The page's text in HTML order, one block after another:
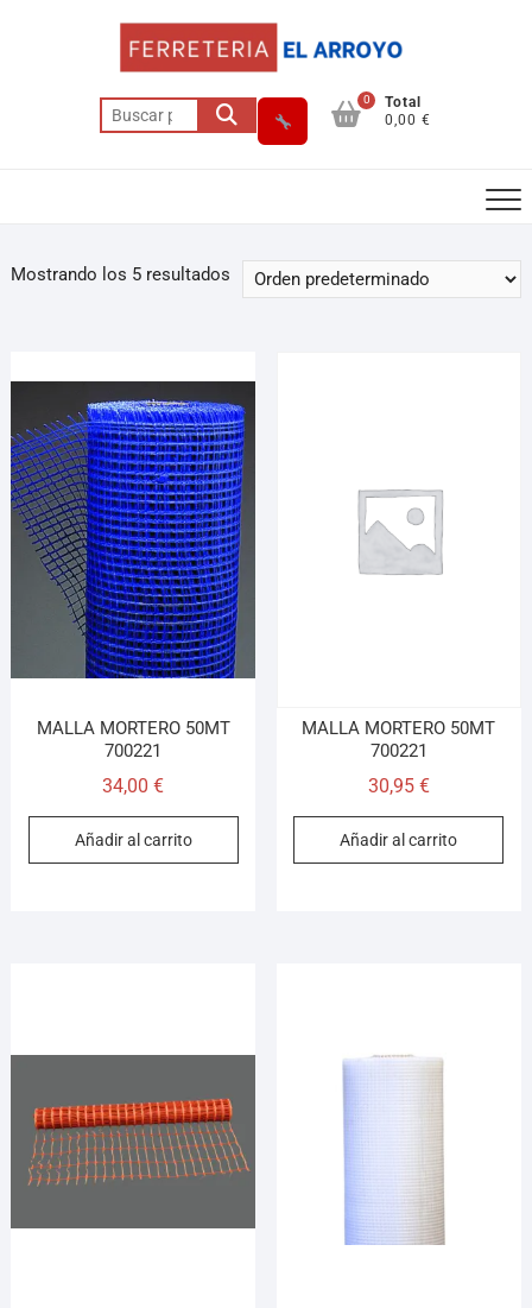
0
Total
0,00 €
Mostrando los 5 resultados
MALLA MORTERO 50MT
700221
34,00€
Añadir al carrito
MALLA MORTERO 50MT
700221
30,95 €
Añadir al carrito
Llamar (cerrado) WhatsApp
¡Hola! Soy el asesor virtual de Ferretería El Arroyo.
Cuéntame qué necesitas y te ayudo a encontrarlo,
aunque no sepas el nombre exacto